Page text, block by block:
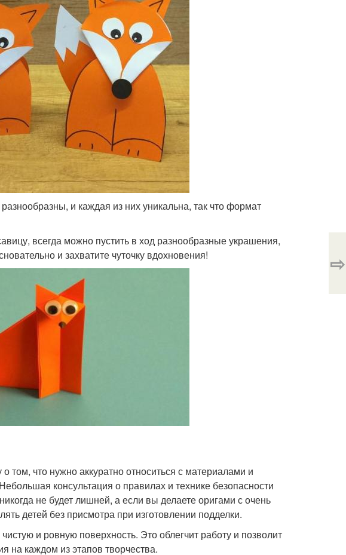
и каждая из них уникальна, так что формат
всегда можно пустить в ход разнообразные украшения,
и захватите чуточку вдохновения!
том, что нужно аккуратно относиться с материалами и
консультация о правилах и технике безопасности
не будет лишней, а если вы делаете оригами с очень
детей без присмотра при изготовлении подделки.
и ровную поверхность. Это облегчит работу и позволит
на каждом из этапов творчества.
⇨